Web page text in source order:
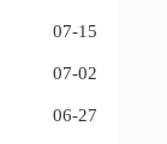
07-15
07-02
06-27